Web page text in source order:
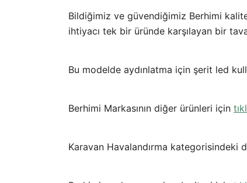
Bildiğimiz ve güvendiğimiz Berhimi
ihtiyacı tek bir üründe karşılayan bir
Bu modelde aydınlatma için şerit led
Berhimi Markasının diğer ürünleri için
Karavan Havalandırma kategorisindeki